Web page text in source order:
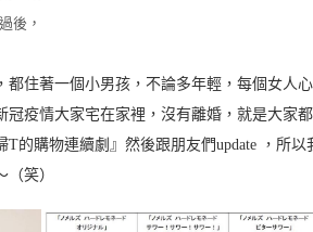
後，
住著一個小男孩，不論多年輕，每個女人心
疫情大家宅在家裡，沒有離婚，就是大家都
的購物連續劇』然後跟朋友們update ，所以
笑）